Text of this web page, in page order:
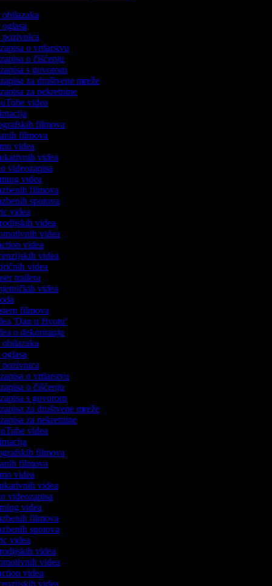
obilazaka
oglasa
pozivnica
o vrtlarstvu
o čišćenju
s govorom
za društvene mreže
za nekretnine
videa
filmova
filmova
videa
videa
videozapisa
videa
filmova
spotova
videa
videa
videa
videa
videa
videa
trailera
videa
filmova
'Dan u životu'
o dekoriranju
obilazaka
oglasa
pozivnica
o vrtlarstvu
o čišćenju
s govorom
za društvene mreže
za nekretnine
videa
filmova
filmova
videa
videa
videozapisa
videa
filmova
spotova
videa
videa
videa
videa
videa